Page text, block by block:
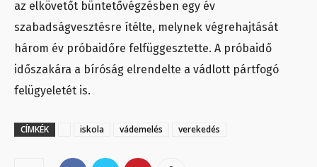
az elkövetőt büntetővégzésben egy év
szabadságvesztésre ítélte, melynek végrehajtását
három év próbaidőre felfüggesztette. A próbaidő
időszakára a bíróság elrendelte a vádlott pártfogó
felügyeletét is.
CÍMKÉK iskola vádemelés verekedés